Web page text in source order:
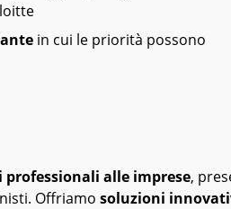
in cui le priorità possono
alle imprese,
Offriamo soluzioni